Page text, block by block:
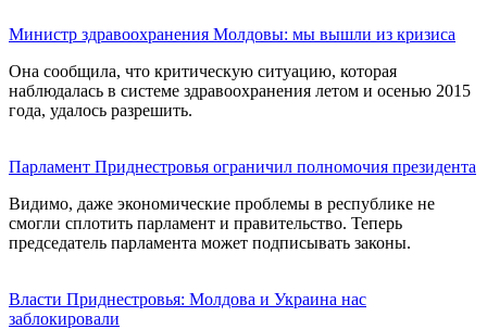
Министр здравоохранения Молдовы: мы вышли из кризиса
Она сообщила, что критическую ситуацию, которая
наблюдалась в системе здравоохранения летом и осенью 2015
года, удалось разрешить.
Парламент Приднестровья ограничил полномочия президента
Видимо, даже экономические проблемы в республике не
смогли сплотить парламент и правительство. Теперь
председатель парламента может подписывать законы.
Власти Приднестровья: Молдова и Украина нас
заблокировали